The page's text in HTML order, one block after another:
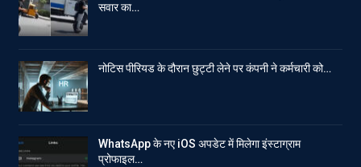
सवार का…
नोटिस पीरियड के दौरान छुट्टी लेने पर कंपनी ने कर्मचारी को…
WhatsApp के नए iOS अपडेट में मिलेगा इंस्टाग्राम
प्रोफाइल…